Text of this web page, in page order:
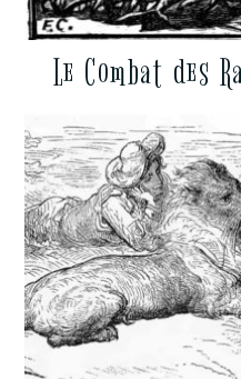
Le Combat des